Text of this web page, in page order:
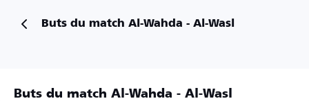
Buts du match Al-Wahda - Al-Wasl
Buts du match Al-Wahda - Al-Wasl